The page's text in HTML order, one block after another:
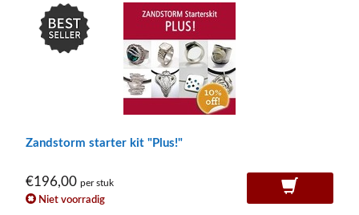
Zandstorm starter kit "Plus!"
€196,00 per stuk
Niet voorradig